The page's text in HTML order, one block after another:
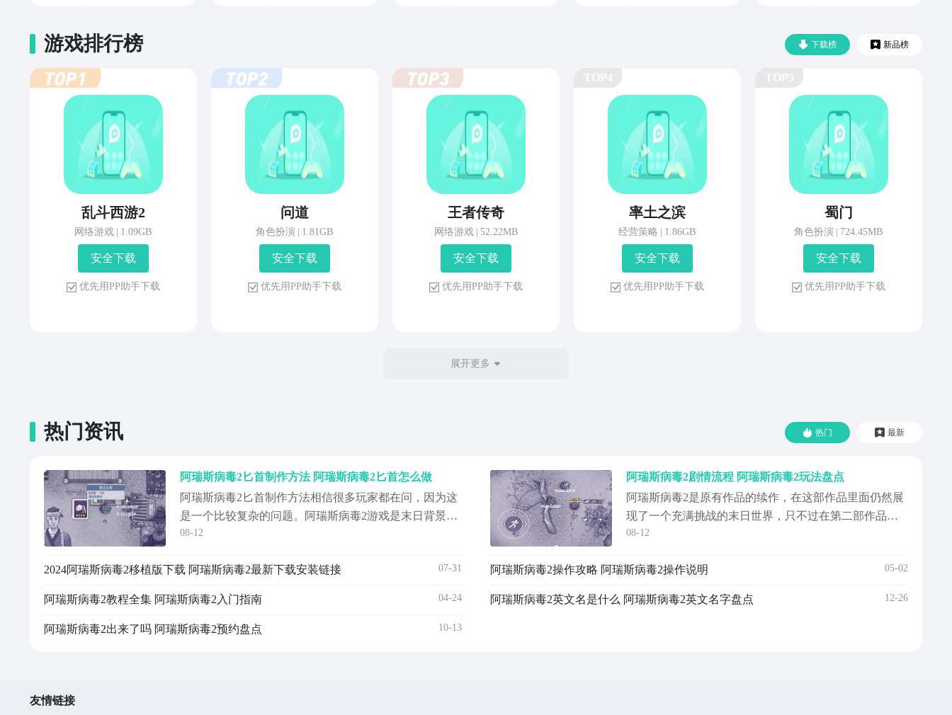
下载榜 新品榜
游戏排行榜
乱斗西游2
网络游戏 1.09GB
安 全 下 载
优 先 用 P P 助 手 下 载
问道
角色扮演 1.81GB
安 全 下 载
优 先 用 P P 助 手 下 载
王者传奇
网络游戏 52.22MB
安 全 下 载
优 先 用 P P 助 手 下 载
率土之滨
经营策略 1.86GB
安 全 下 载
优 先 用 P P 助 手 下 载
蜀门
角色扮演 724.45MB
安 全 下 载
优 先 用 P P 助 手 下 载
展开更多
热门 最新
热门资讯
阿瑞斯病毒2匕首制作方法 阿瑞斯病毒2匕首怎么做
阿瑞斯病毒2匕首制作方法相信很多玩家都在问，因为这
是一个比较复杂的问题。阿瑞斯病毒2游戏是末日背景的
探索冒险游戏，在这里玩家可以招募工人为你打工成为
许多场景和地图都等着你去发现探索，工欲善其事必先
好比如选...
08-12
2024阿瑞斯病毒2移植版下载 阿瑞斯病毒2最新下载安装链接 07-31
阿瑞斯病毒2教程全集 阿瑞斯病毒2入门指南 04-24
阿瑞斯病毒2出来了吗 阿瑞斯病毒2预约盘点 10-13
阿瑞斯病毒2剧情流程 阿瑞斯病毒2玩法盘点
阿瑞斯病毒2是原有作品的续作，在这部作品里面仍然展
现了一个充满挑战的末日世界，只不过在第二部作品里
会和原有的剧情设定稍有区别，想了解相关内容的可以
作品里面设定的背景以及玩家需要注意的内容，了解了
第二部作...
08-12
阿瑞斯病毒2操作攻略 阿瑞斯病毒2操作说明 05-02
阿瑞斯病毒2英文名是什么 阿瑞斯病毒2英文名字盘点 12-26
友情链接